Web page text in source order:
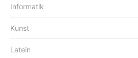
Informatik
Kunst
Latein